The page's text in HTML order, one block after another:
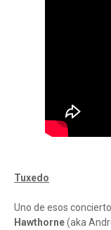
Tuxedo
Uno de esos
Hawthorne(aka